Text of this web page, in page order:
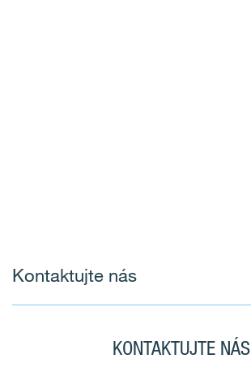
Kontaktujte nás
KONTAKTUJTE NÁS